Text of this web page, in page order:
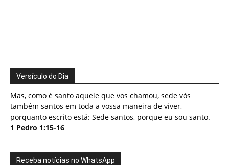
Versículo do Dia
Mas, como é santo aquele que vos chamou, sede vós
também santos em toda a vossa maneira de viver,
porquanto escrito está: Sede santos, porque eu sou santo.
1 Pedro 1:15-16
Receba notícias no WhatsApp